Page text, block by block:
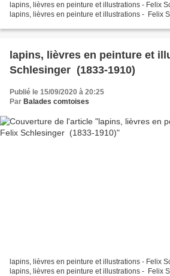
lapins, lièvres en peinture et illustrations - Felix
lapins, lièvres
lapins, lièvres en peinture et
Schlesinger (1833-1910)
Publié le 15/09/2020 à 20:25
Par Balades comtoises
lapins, lièvres en peinture et illustrations - Felix
lapins, lièvres